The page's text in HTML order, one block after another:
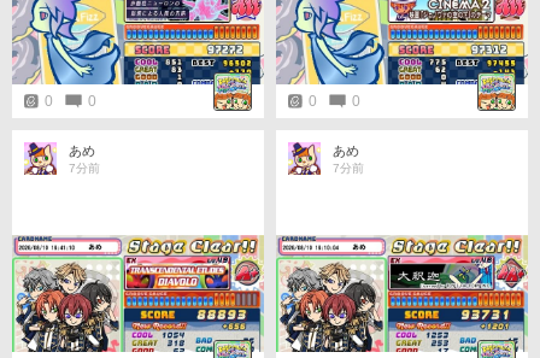
0 0 0 0
あめ
7分前
あめ
7分前